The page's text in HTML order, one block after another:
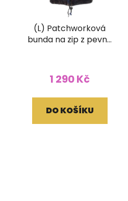
(L) Patchworková
bunda na zip z pevné
1 290 Kč
DO KOŠÍKU